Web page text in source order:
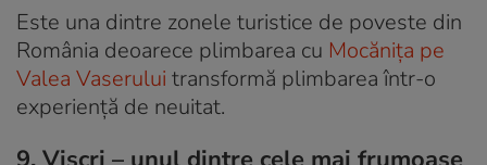
Este una dintre zonele turistice de poveste din
România deoarece plimbarea cu Mocănița pe
Valea Vaserului transformă plimbarea într-o
experiență de neuitat.